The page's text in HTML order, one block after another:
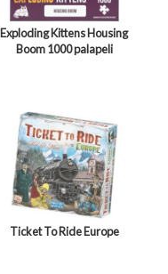
Exploding Kittens Housing
Boom 1000 palapeli
Ticket To Ride Europe